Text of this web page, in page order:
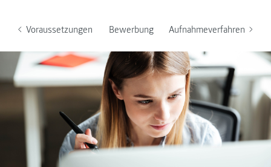
Voraussetzungen Bewerbung Aufnahmeverfahren